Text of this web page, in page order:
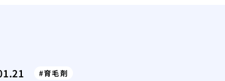
育毛剤